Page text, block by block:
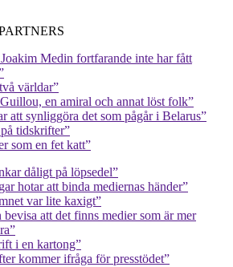
Medin fortfarande inte har fått
världar”
en amiral och annat löst folk”
att synliggöra det som pågår i Belarus”
tidskrifter”
som en fet katt”
dåligt på löpsedel”
hotar att binda mediernas händer”
var lite kaxigt”
att det finns medier som är mer
i en kartong”
kommer ifråga för presstödet”